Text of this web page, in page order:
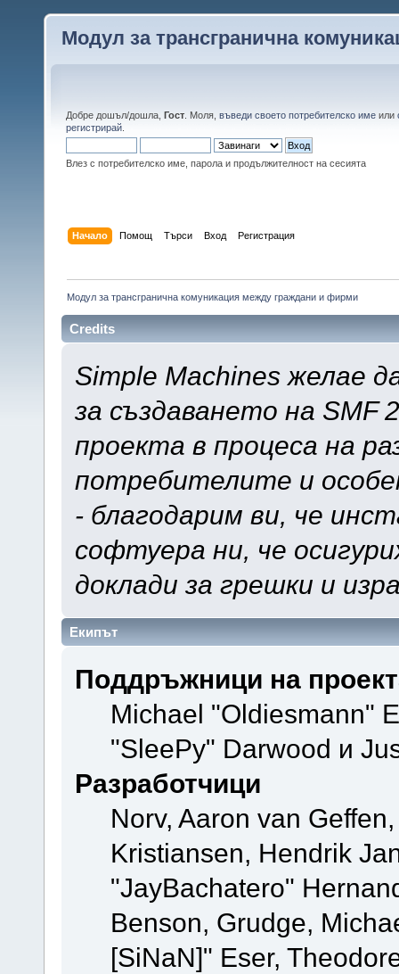
Модул за трансгранична
Добре дошъл/дошла, Гост . Моля, въведи своето потребителско име или
регистрирай
Влез с потребителско име, парола и продължителност на сесията
Начало Помощ Търси Вход Регистрация
Модул за трансгранична комуникация между граждани и фирми
Credits
Simple Machines желае
за създаването на
проекта в процеса на
потребителите и
- благодарим ви, че
софтуера ни, че
доклади за грешки и
Екипът
Поддръжници на
Michael "Oldiesmann"
"SleePy" Darwood и
Разработчици
Norv, Aaron van
Kristiansen, Hendrik
"JayBachatero"
Benson, Grudge,
[SiNaN]" Eser,